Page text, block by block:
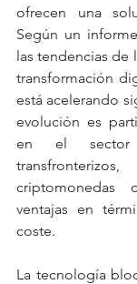
ofrecen una
Según un
las tendencias de
transformación
está acelerando
evolución es
en el
criptomonedas
ventajas en
coste.
La tecnología